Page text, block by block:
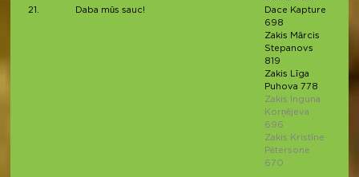
21. Daba mūs sauc!
Dace Kapture
698
Zakis Mārcis
Stepanovs
819
Zakis Līga
Puhova 778
Zakis Inguna
Korņējeva
696
Zakis Kristīne
Pētersone
670